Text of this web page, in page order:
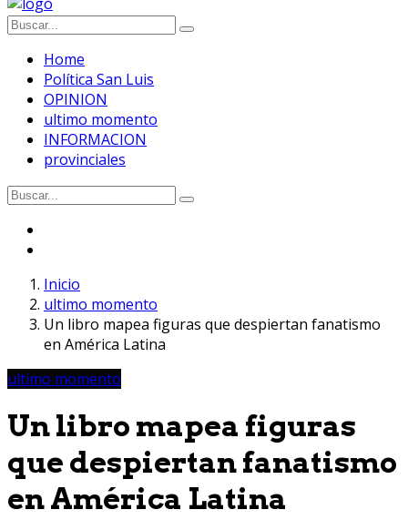
Home
Política San Luis
OPINION
ultimo momento
INFORMACION
provinciales
Inicio
ultimo momento
Un libro mapea figuras que despiertan fanatismo
en América Latina
ultimo momento
Un libro mapea figuras
que despiertan fanatismo
en América Latina